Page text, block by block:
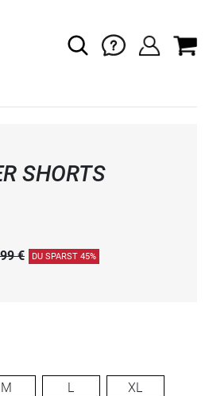
SHORTS
€ DU SPARST 45%
M L XL